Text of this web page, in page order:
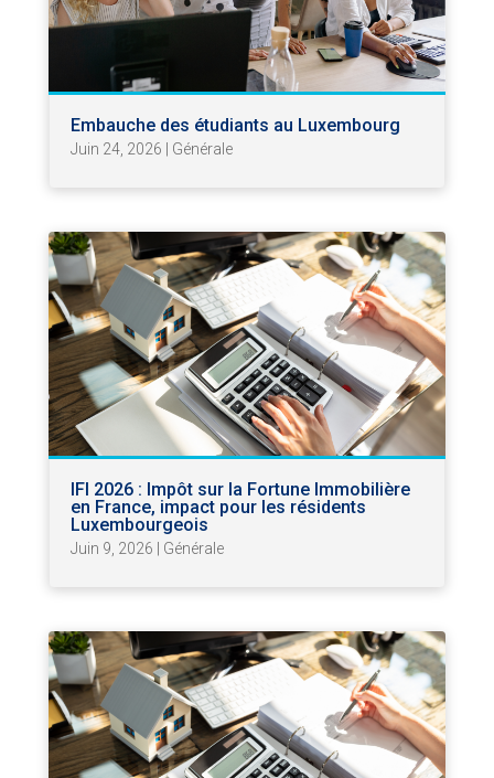
Embauche des étudiants au Luxembourg
Juin 24, 2026 Générale
IFI 2026 : Impôt sur la Fortune Immobilière
en France, impact pour les résidents
Luxembourgeois
Juin 9, 2026 Générale